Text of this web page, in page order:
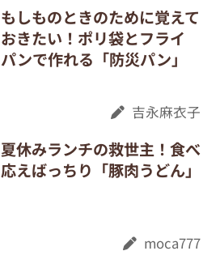
もしものときのために覚えて
おきたい！ポリ袋とフライ
パンで作れる「防災パン」
吉永麻衣子
夏休みランチの救世主！食べ
応えばっちり「豚肉うどん」
moca777